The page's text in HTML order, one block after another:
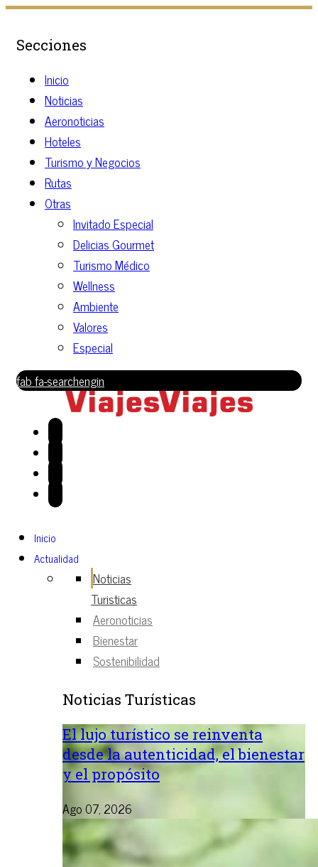
Secciones
Inicio
Noticias
Aeronoticias
Hoteles
Turismo y Negocios
Rutas
Otras
Invitado Especial
Delicias Gourmet
Turismo Médico
Wellness
Ambiente
Valores
Especial
fab fa-searchengin
Inicio
Actualidad
Noticias
Turisticas
Aeronoticias
Bienestar
Sostenibilidad
Noticias Turísticas
El lujo turístico se reinventa
desde la autenticidad, el bienestar
y el propósito
Ago 07, 2026